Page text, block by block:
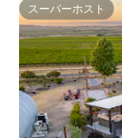
スーパーホスト
スーパーホスト